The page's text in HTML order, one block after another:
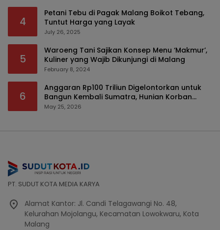
4
Petani Tebu di Pagak Malang Boikot Tebang,
Tuntut Harga yang Layak
July 26, 2025
5
Waroeng Tani Sajikan Konsep Menu ‘Makmur’,
Kuliner yang Wajib Dikunjungi di Malang
February 8, 2024
6
Anggaran Rp100 Triliun Digelontorkan untuk
Bangun Kembali Sumatra, Hunian Korban
Bencana Bakal Difokuskan
May 25, 2026
PT. SUDUT KOTA MEDIA KARYA
Alamat Kantor: Jl. Candi Telagawangi No. 48,
Kelurahan Mojolangu, Kecamatan Lowokwaru, Kota
Malang